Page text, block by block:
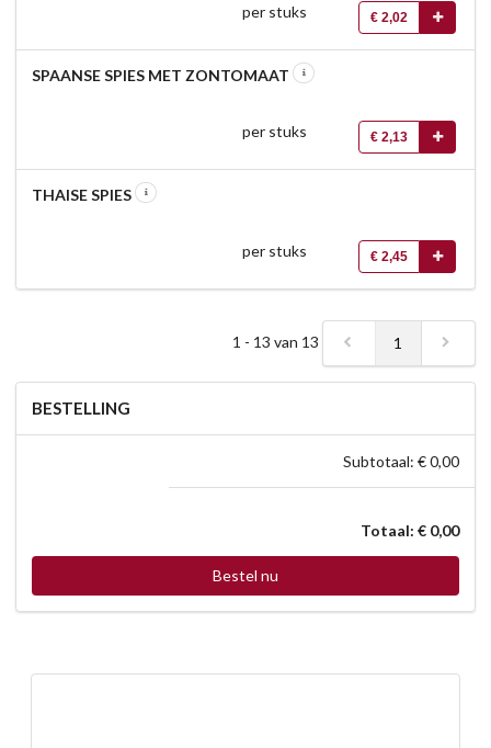
per stuks € 2,02
SPAANSE SPIES MET ZONTOMAAT
per stuks € 2,13
THAISE SPIES
per stuks € 2,45
1 - 13 van 13 1
BESTELLING
Subtotaal: € 0,00
Totaal: € 0,00
Bestel nu